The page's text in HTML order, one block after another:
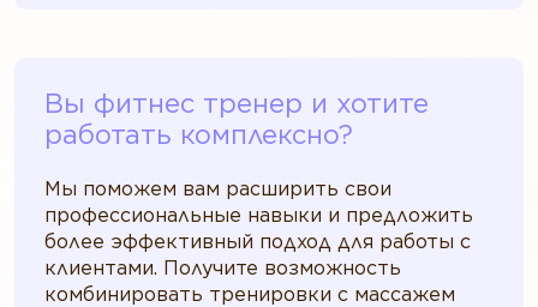
Вы фитнес тренер и хотите
работать комплексно?
Мы поможем вам расширить свои
профессиональные навыки и предложить
более эффективный подход для работы с
клиентами. Получите возможность
комбинировать тренировки с массажем